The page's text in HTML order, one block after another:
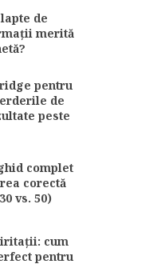
de
merită
pentru
de
peste
complet
corectă
vs. 50)
cum
pentru